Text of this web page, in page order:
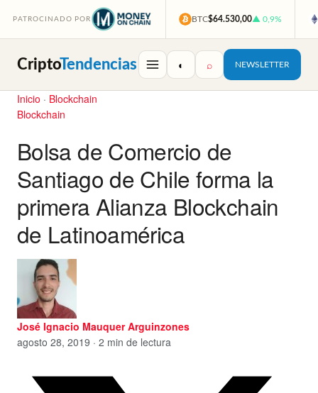
PATROCINADO POR BTC$64.530,00▲ 0,9%
CriptoTendencias ◐ ⌕ NEWSLETTER
Inicio · Blockchain
Blockchain
Bolsa de Comercio de
Santiago de Chile forma la
primera Alianza Blockchain
de Latinoamérica
José Ignacio Mauquer Arguinzones
agosto 28, 2019 · 2 min de lectura